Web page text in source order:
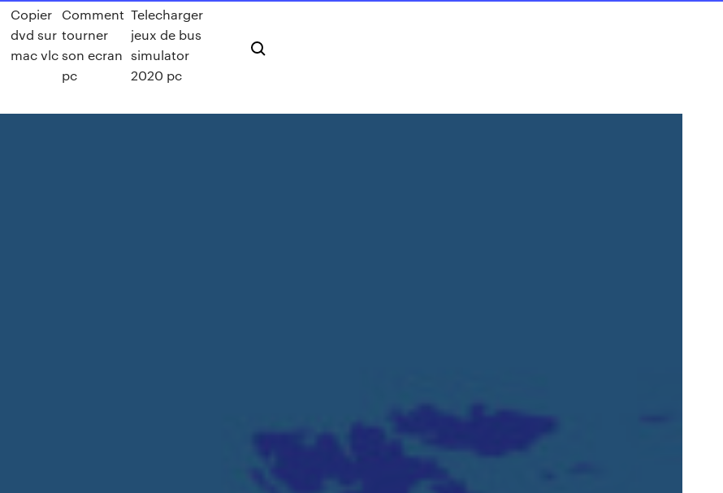
Copier
dvd sur
mac vlc
Comment
tourner
son ecran
pc
Telecharger
jeux de bus
simulator
2020 pc